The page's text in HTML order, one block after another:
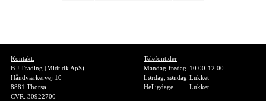
Kontakt:
B.J.Trading (Midt.dk ApS)
Håndværkervej 10
8881 Thorsø
CVR: 30922700
Telefontider
Mandag-fredag 10.00-12.00
Lørdag, søndag Lukket
Helligdage
Lukket